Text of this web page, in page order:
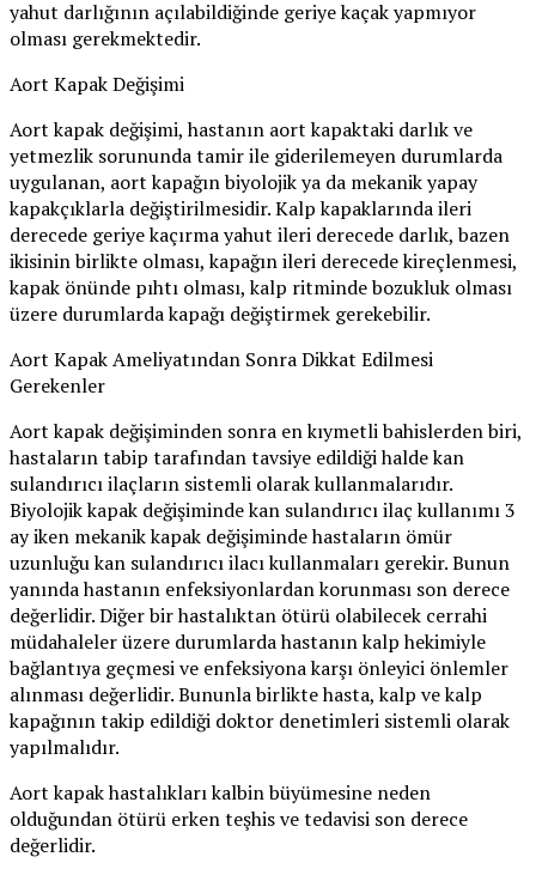
yahut darlığının açılabildiğinde geriye kaçak yapmıyor
olması gerekmektedir.
Aort Kapak Değişimi
Aort kapak değişimi, hastanın aort kapaktaki darlık ve
yetmezlik sorununda tamir ile giderilemeyen durumlarda
uygulanan, aort kapağın biyolojik ya da mekanik yapay
kapakçıklarla değiştirilmesidir. Kalp kapaklarında ileri
derecede geriye kaçırma yahut ileri derecede darlık, bazen
ikisinin birlikte olması, kapağın ileri derecede kireçlenmesi,
kapak önünde pıhtı olması, kalp ritminde bozukluk olması
üzere durumlarda kapağı değiştirmek gerekebilir.
Aort Kapak Ameliyatından Sonra Dikkat Edilmesi
Gerekenler
Aort kapak değişiminden sonra en kıymetli bahislerden biri,
hastaların tabip tarafından tavsiye edildiği halde kan
sulandırıcı ilaçların sistemli olarak kullanmalarıdır.
Biyolojik kapak değişiminde kan sulandırıcı ilaç kullanımı 3
ay iken mekanik kapak değişiminde hastaların ömür
uzunluğu kan sulandırıcı ilacı kullanmaları gerekir. Bunun
yanında hastanın enfeksiyonlardan korunması son derece
değerlidir. Diğer bir hastalıktan ötürü olabilecek cerrahi
müdahaleler üzere durumlarda hastanın kalp hekimiyle
bağlantıya geçmesi ve enfeksiyona karşı önleyici önlemler
alınması değerlidir. Bununla birlikte hasta, kalp ve kalp
kapağının takip edildiği doktor denetimleri sistemli olarak
yapılmalıdır.
Aort kapak hastalıkları kalbin büyümesine neden
olduğundan ötürü erken teşhis ve tedavisi son derece
değerlidir.